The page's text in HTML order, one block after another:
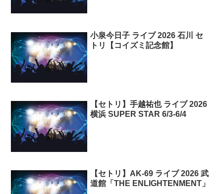
小泉今日子 ライブ 2026 石川 セ
トリ【コイズミ記念館】
【セトリ】手越祐也 ライブ 2026
横浜 SUPER STAR 6/3-6/4
【セトリ】AK-69 ライブ 2026 武
道館「THE ENLIGHTENMENT」